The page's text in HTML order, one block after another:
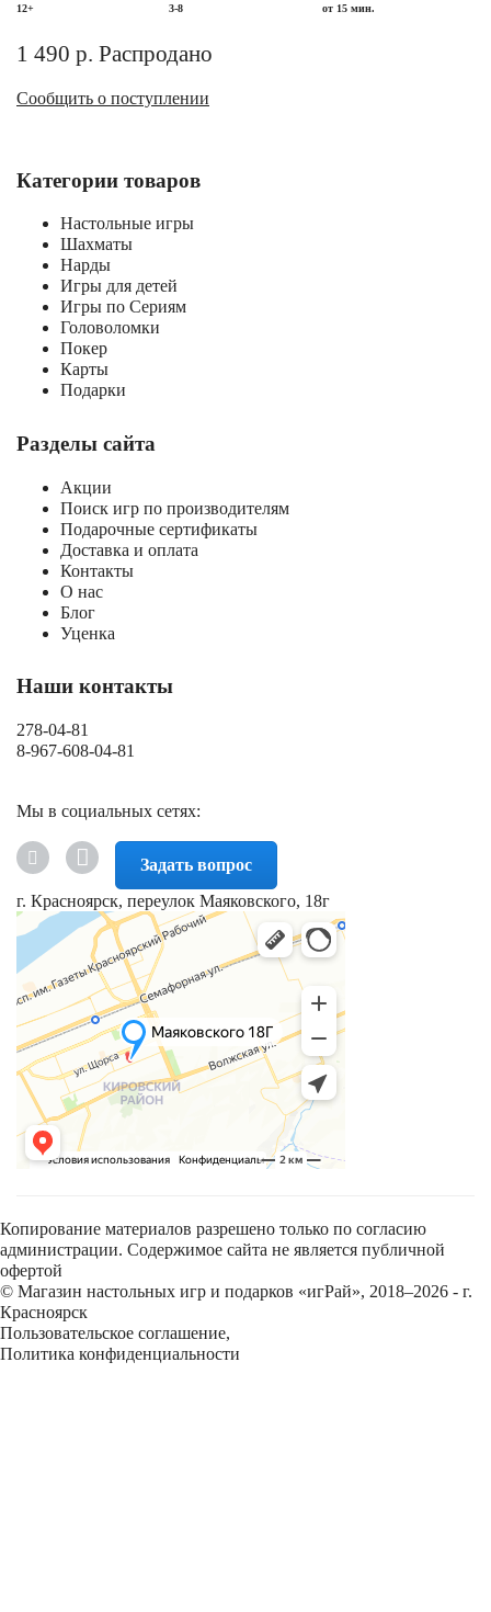
12+
3-8
от 15 мин.
1 490 р. Распродано
Сообщить о поступлении
Категории товаров
Настольные игры
Шахматы
Нарды
Игры для детей
Игры по Сериям
Головоломки
Покер
Карты
Подарки
Разделы сайта
Акции
Поиск игр по производителям
Подарочные сертификаты
Доставка и оплата
Контакты
О нас
Блог
Уценка
Наши контакты
278-04-81
8-967-608-04-81
Мы в социальных сетях:
Задать вопрос
г. Красноярск, переулок Маяковского, 18г
Копирование материалов разрешено только по согласию
администрации. Содержимое сайта не является публичной
офертой
© Магазин настольных игр и подарков «игРай», 2018–2026 - г.
Красноярск
Пользовательское соглашение,
Политика конфиденциальности